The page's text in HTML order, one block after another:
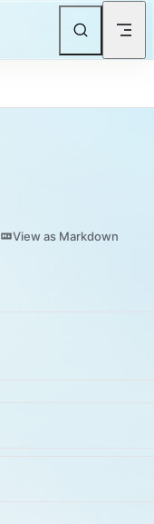
View as Markdown